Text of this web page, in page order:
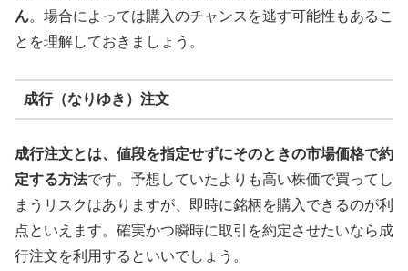
ん。場合によっては購入のチャンスを逃す可能性もあるこ
とを理解しておきましょう。
成行（なりゆき）注文
成行注文とは、値段を指定せずにそのときの市場価格で約
定する方法です。予想していたよりも高い株価で買ってし
まうリスクはありますが、即時に銘柄を購入できるのが利
点といえます。確実かつ瞬時に取引を約定させたいなら成
行注文を利用するといいでしょう。